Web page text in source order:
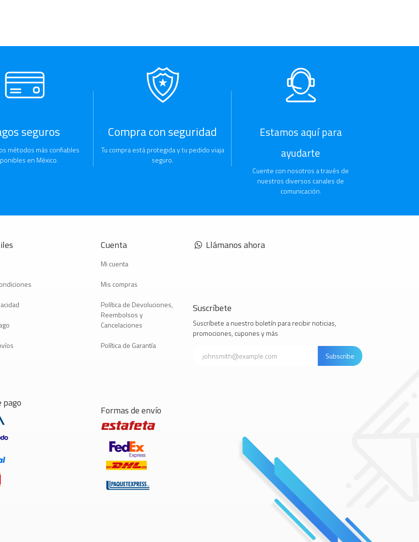
seguros
métodos más confiables
en México.
Compra con seguridad
Tu compra está protegida y tu pedido viaja
seguro.
Estamos aquí para
ayudarte
Cuente con nosotros a través de
nuestros diversos canales de
comunicación.
pago
Cuenta
Mi cuenta
Mis compras
Política de Devoluciones,
Reembolsos y
Cancelaciones
Política de Garantía
Formas de envío
Llámanos ahora
Suscríbete
Suscríbete a nuestro boletín para recibir noticias,
promociones, cupones y más
Subscribe